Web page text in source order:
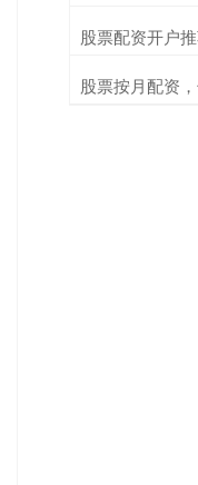
股票配资开户
股票按月配资